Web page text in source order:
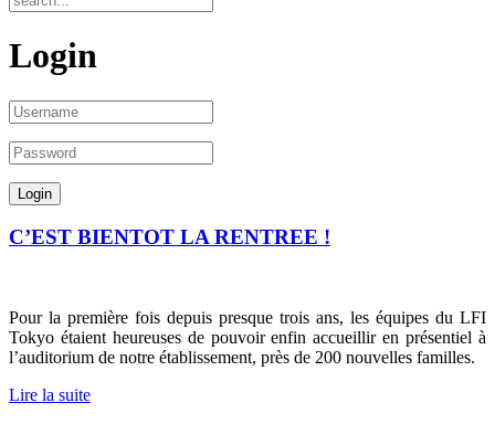
Login
C’EST BIENTOT LA RENTREE !
Pour la première fois depuis presque trois ans, les équipes du LFI
Tokyo étaient heureuses de pouvoir enfin accueillir en présentiel à
l’auditorium de notre établissement, près de 200 nouvelles familles.
Lire la suite